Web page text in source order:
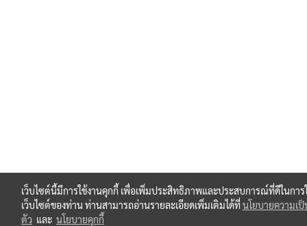
เว็บไซต์นี้มีการใช้งานคุกกี้ เพื่อเพิ่มประสิทธิภาพและประสบการณ์ที่ดีในการ
เว็บไซต์ของท่าน ท่านสามารถอ่านรายละเอียดเพิ่มเติมได้ที่นโยบายความเ
ตัว และ นโยบายคุกกี้